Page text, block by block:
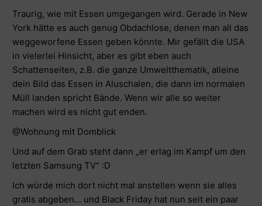
Traurig, wie mit Essen umgegangen wird. Gerade in New
York hätte es auch genug Obdachlose, denen man all das
weggeworfene Essen geben könnte. Mir gefällt die USA
in vielerlei Hinsicht, aber es gibt eben auch
Schattenseiten, z.B. die ganze Umweltthematik, alleine
dein Bild das Essen in Aluschalen, die dann im normalen
Müll landen spricht Bände. Wenn wir alle so weiter
machen wird es nicht gut enden.
@Wohnung mit Domblick
Und auf dem Grab steht dann „er erlag im Kampf um den
letzten Samsung TV“ :D
Ich würde mich dort nicht mal anstellen wenn sie alles
gratis abgeben… und Black Friday hat nun seit ein paar